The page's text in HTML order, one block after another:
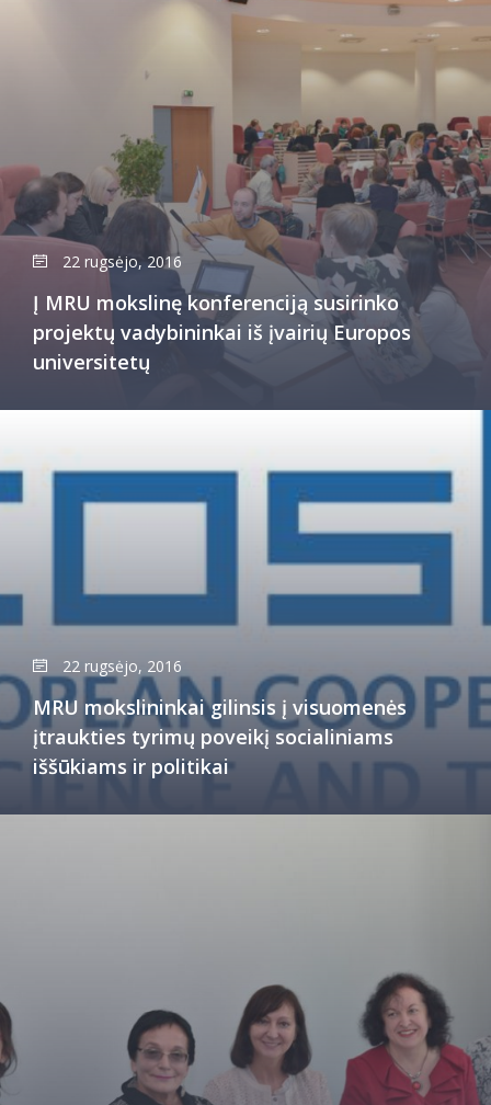
22 rugsėjo, 2016
Į MRU mokslinę konferenciją susirinko
projektų vadybininkai iš įvairių Europos
universitetų
22 rugsėjo, 2016
MRU mokslininkai gilinsis į visuomenės
įtraukties tyrimų poveikį socialiniams
iššūkiams ir politikai